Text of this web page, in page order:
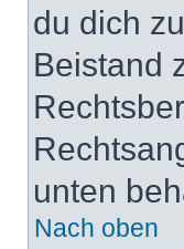
du dich
Beistand
unten
Nach oben